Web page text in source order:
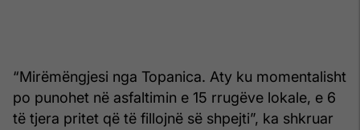
“Mirëmëngjesi nga Topanica. Aty ku momentalisht
po punohet në asfaltimin e 15 rrugëve lokale, e 6
të tjera pritet që të fillojnë së shpejti”, ka shkruar